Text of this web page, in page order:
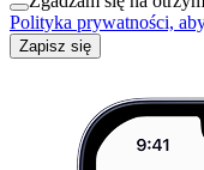
Polityka prywatności,
Zapisz się